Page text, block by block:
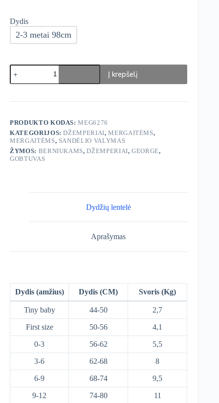
Dydis
2-3 metai 98cm
produkto
kiekis:
George
Minnie
Į krepšelį
PRODUKTO KODAS:MEG6276
KATEGORIJOS:DŽEMPERIAI,MERGAITĖMS,
MERGAITĖMS, SANDĖLIO VALYMAS
ŽYMOS: BERNIUKAMS,DŽEMPERIAI,GEORGE,
GOBTUVAS
Dydžių lentelė
Aprašymas
Dydis (amžius) Dydis (CM) Svoris (Kg)
Tiny baby 44-50 2,7
First size 50-56 4,1
0-3 56-62 5,5
3-6 62-68 8
6-9 68-74 9,5
9-12 74-80 11